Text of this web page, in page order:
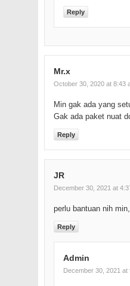
Reply
Mr.x
October 30, 2020 at 8:43
Min gak ada yang
Gak ada paket nuat
Reply
JR
December 30, 2021 at
perlu bantuan nih
Reply
Admin
December 30, 2021 at